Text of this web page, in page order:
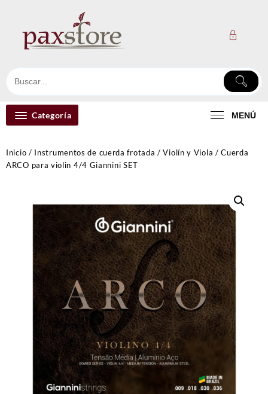
contenido
Categoría MENÚ
Inicio / Instrumentos de cuerda frotada /Violín y Viola / Cuerda
ARCO para violin 4/4 Giannini SET